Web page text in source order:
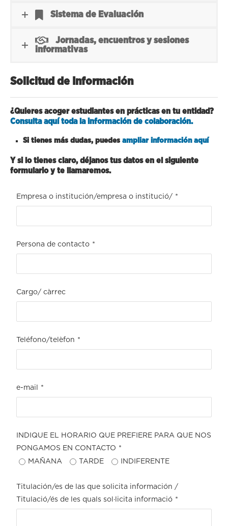
Sistema de Evaluación
Jornadas, encuentros y sesiones
informativas
Solicitud de Información
¿Quieres acoger estudiantes en prácticas en tu entidad?
Consulta aquí toda la información de colaboración.
Si tienes más dudas, puedes ampliar información aquí
Y si lo tienes claro, déjanos tus datos en el siguiente
formulario y te
llamaremos.
Empresa o institución/empresa o institució/ *
Persona de contacto *
Cargo/ càrrec
Teléfono/telèfon *
e-mail *
INDIQUE EL HORARIO QUE PREFIERE PARA QUE NOS
PONGAMOS EN CONTACTO *
MAÑANA
TARDE INDIFERENTE
Titulación/es de las que solicita información /
Titulació/és de les quals sol·licita informació *